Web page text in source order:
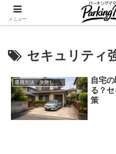
✨空き家・自宅の駐車
セキュリティ
運用方法：失敗しない自宅駐車場貸し出し
自宅
る？
策
メニュー